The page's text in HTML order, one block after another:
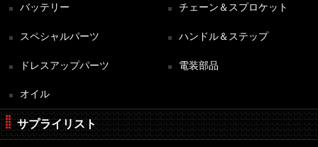
バッテリー チェーン＆スプロケット
スペシャルパーツ ハンドル＆ステップ
ドレスアップパーツ 電装部品
オイル
サプライリスト